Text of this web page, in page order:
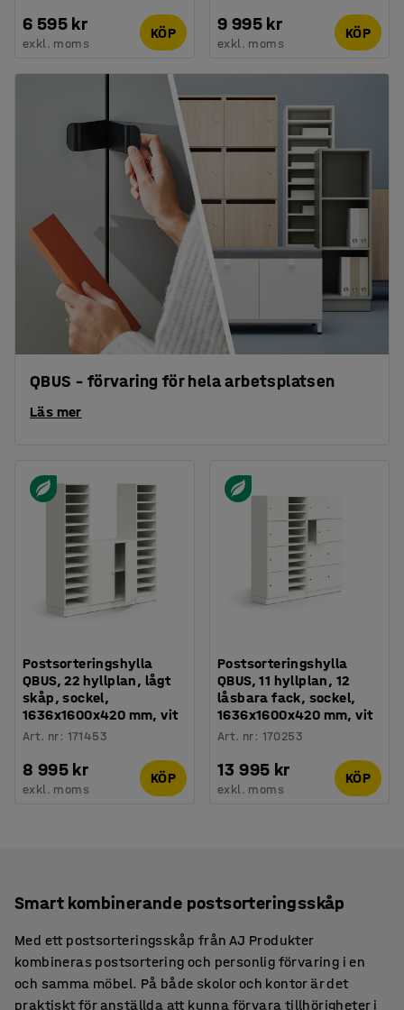
6 595 kr
exkl. moms
KÖP 9 995 kr
exkl. moms
KÖP
QBUS – förvaring för hela arbetsplatsen
Läs mer
Postsorteringshylla
QBUS, 22 hyllplan, lågt
skåp, sockel,
1636x1600x420 mm, vit
Art. nr: 171453
8 995 kr
exkl. moms
KÖP
Postsorteringshylla
QBUS, 11 hyllplan, 12
låsbara fack, sockel,
1636x1600x420 mm, vit
Art. nr: 170253
13 995 kr
exkl. moms
KÖP
Smart kombinerande postsorteringsskåp
Med ett postsorteringsskåp från AJ Produkter
kombineras postsortering och personlig förvaring i en
och samma möbel. På både skolor och kontor är det
praktiskt för anställda att kunna förvara tillhörigheter i